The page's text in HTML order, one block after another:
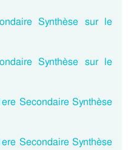
Synthèse sur le
Synthèse sur le
Secondaire Synthèse
Secondaire Synthèse